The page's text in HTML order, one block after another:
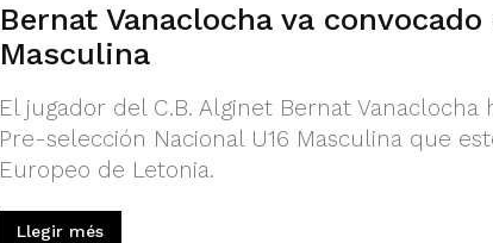
Bernat Vanaclocha va convocado
Masculina
El jugador del C.B. Alginet Bernat
Pre-selección Nacional U16 Masculina que
Europeo de Letonia.
Llegir més